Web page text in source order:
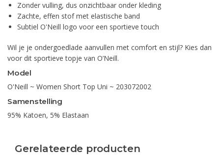
Zonder vulling, dus onzichtbaar onder kleding
Zachte, effen stof met elastische band
Subtiel O'Neill logo voor een sportieve touch
Wil je je ondergoedlade aanvullen met comfort en stijl? Kies dan
voor dit sportieve topje van O’Neill.
Model
O'Neill ~ Women Short Top Uni ~ 203072002
Samenstelling
95% Katoen, 5% Elastaan
Gerelateerde producten